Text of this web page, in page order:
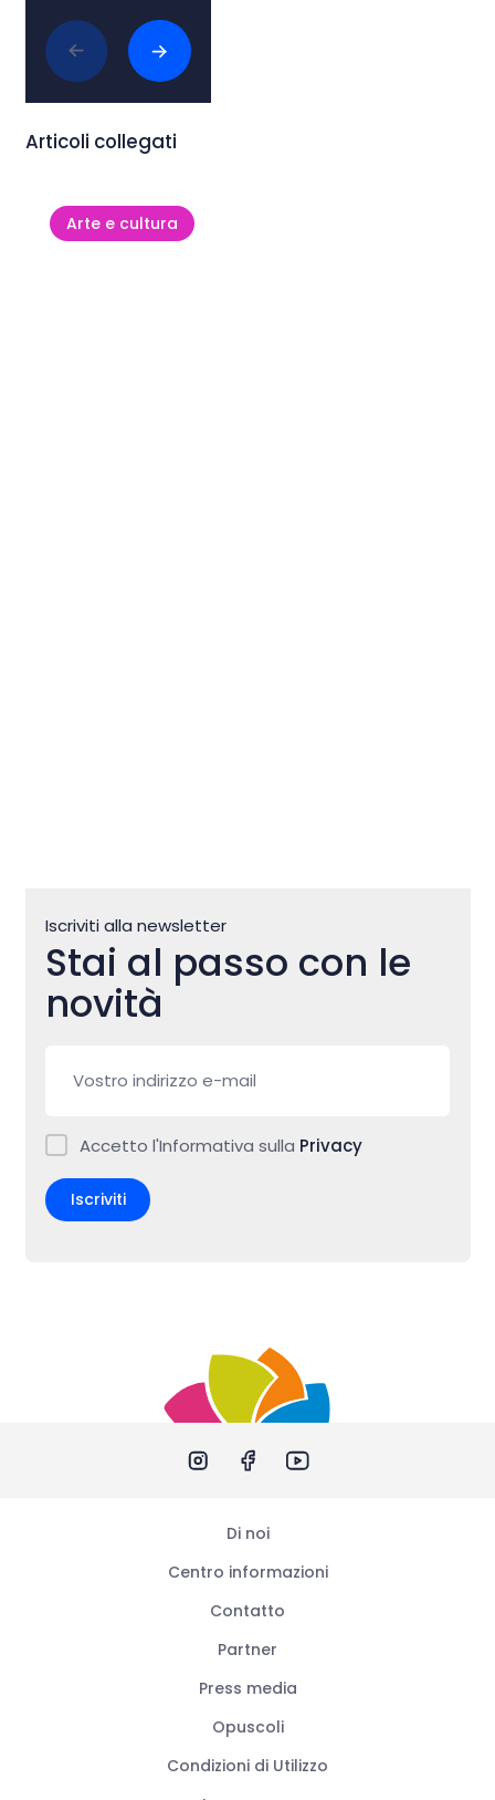
Tags: #arte e cultura
Articoli collegati
Arte e cultura
Iscriviti alla newsletter
Stai al passo con le
novità
Accetto l'Informativa sulla Privacy
Iscriviti
Di noi
Centro informazioni
Contatto
Partner
Press media
Opuscoli
Condizioni di Utilizzo